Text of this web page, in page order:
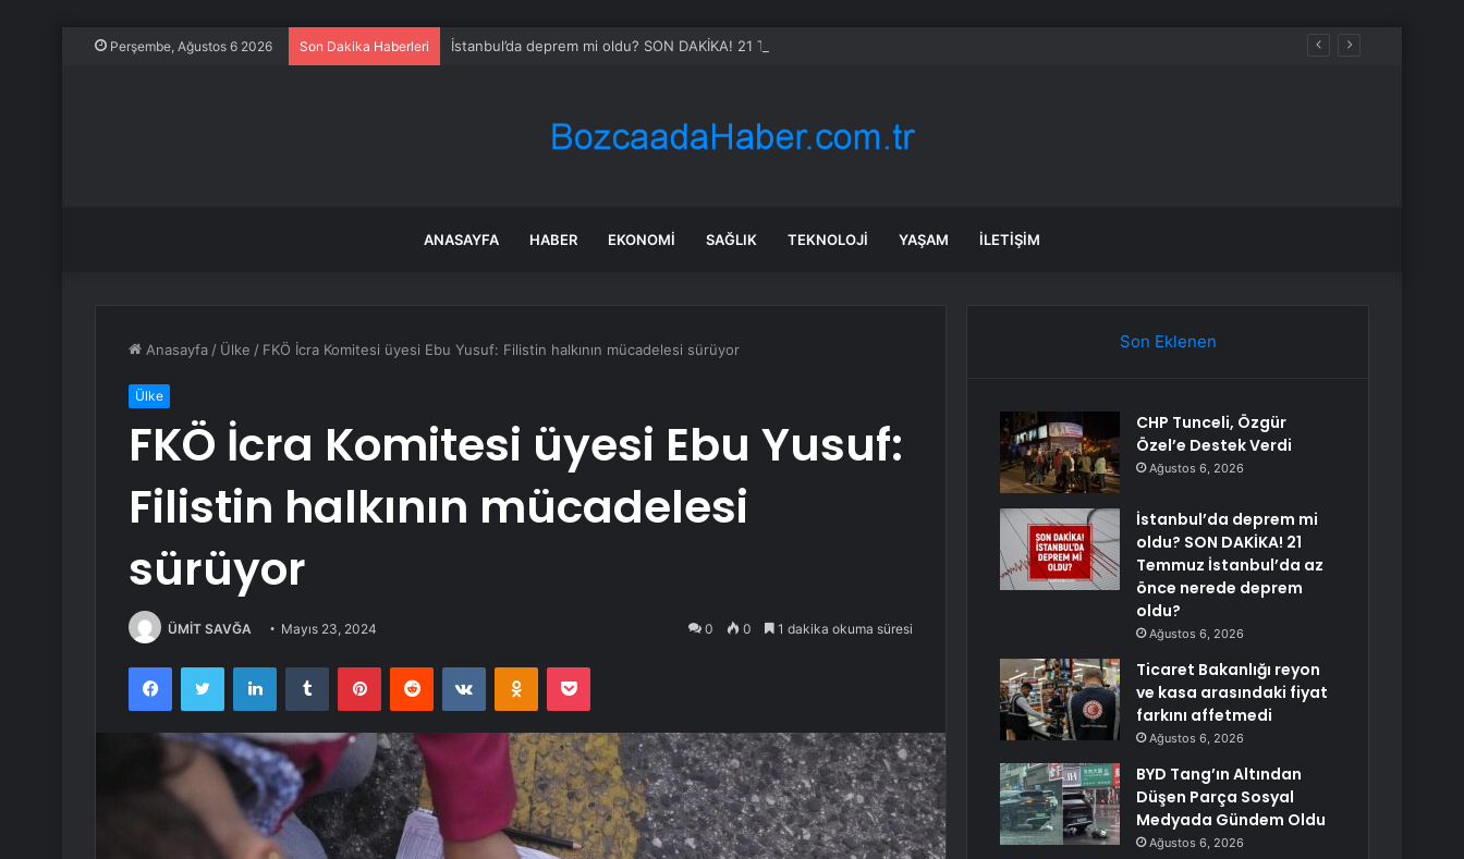
Perşembe, Ağustos 6 2026 Son Dakika Haberleri İstanbul’da deprem mi oldu? SON DAKİKA! 21 Temmuz İstanbul’da az önce nerede deprem oldu?
ANASAYFA HABER EKONOMI SAĞLIK TEKNOLOJI YAŞAM İLETIŞIM
Anasayfa / Ülke / FKÖ İcra Komitesi üyesi Ebu Yusuf: Filistin halkının mücadelesi sürüyor
Ülke
FKÖ İcra Komitesi üyesi Ebu Yusuf:
Filistin halkının mücadelesi
sürüyor
ÜMİT SAVĞA Mayıs 23, 2024 0 0 1 dakika okuma süresi
FacebookTwitter LinkedInTumblr PinterestReddit VKontakteOdnoklassniki
Pocket
Son Eklenen
CHP Tunceli, Özgür
Özel’e Destek Verdi
Ağustos 6, 2026
İstanbul’da deprem mi
oldu? SON DAKİKA! 21
Temmuz İstanbul’da az
önce nerede deprem
oldu?
Ağustos 6, 2026
Ticaret Bakanlığı reyon
ve kasa arasındaki fiyat
farkını affetmedi
Ağustos 6, 2026
BYD Tang’ın Altından
Düşen Parça Sosyal
Medyada Gündem Oldu
Ağustos 6, 2026